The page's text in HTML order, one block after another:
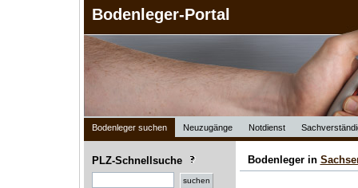
Bodenleger-Portal
Bodenleger suchen Neuzugänge Notdienst
PLZ-Schnellsuche Bodenleger in